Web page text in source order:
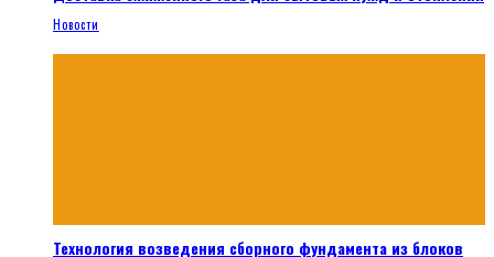
Новости
Технология возведения сборного фундамента из блоков